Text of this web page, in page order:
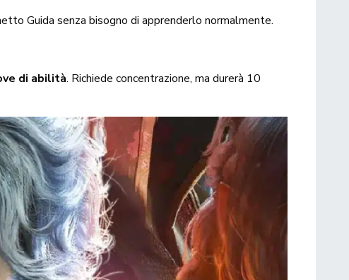
Guida senza bisogno di apprenderlo normalmente.
di abilità. Richiede concentrazione, ma durerà 10